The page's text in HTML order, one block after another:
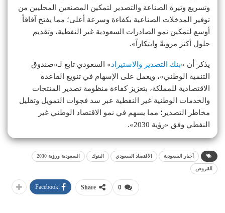
وتسريع وتيرة الصناعة والتصدير لتمكين المصنعين المحليين من
توفير المدخلات الصناعية بكفاءة وسرعة أعلى؛ مما يفتح آفاقاً
أوسع لتمكين نمو الصادرات السعودية غير النفطية، وتقديم
حلول أكثر مرونةً وابتكاراً».
يذكر أن «بنك التصدير والاستيراد» السعودي تابع لـ«صندوق
التنمية الوطني»، ويعمل على الإسهام في تنويع القاعدة
الاقتصادية للمملكة، بتعزيز كفاءة منظومة تصدير المنتجات
والخدمات الوطنية غير النفطية عبر سد فجوات التمويل وتقليل
مخاطر التصدير؛ مما يسهم في نمو الاقتصاد الوطني غير
النفطي وفق «رؤية 2030».
أخبار السعودية الاقتصاد السعودي البنوك السعودية ورؤية 2030
القروض
0
Share
Facebook